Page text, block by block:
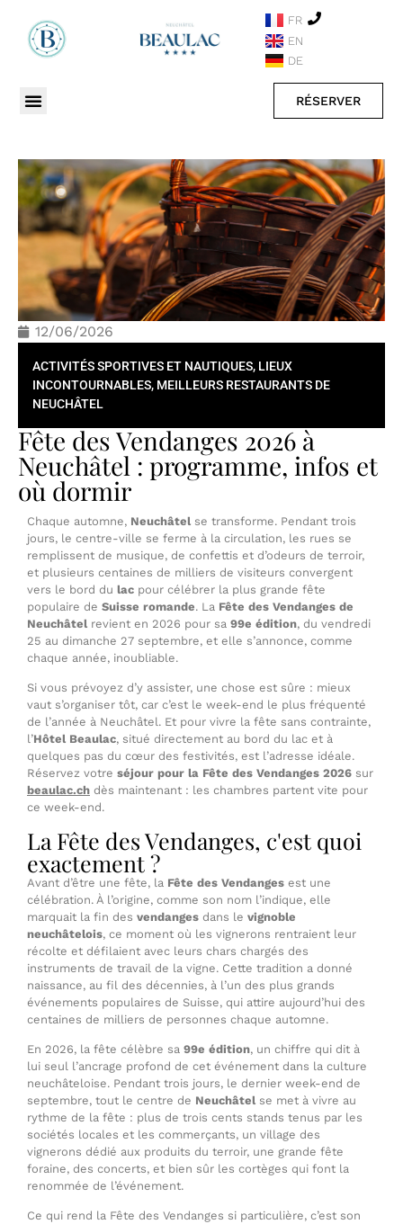
FR
EN
DE
RÉSERVER
12/06/2026
ACTIVITÉS SPORTIVES ET NAUTIQUES, LIEUX
INCONTOURNABLES, MEILLEURS RESTAURANTS DE
NEUCHÂTEL
Fête des Vendanges 2026 à
Neuchâtel : programme, infos et
où dormir
Chaque automne, Neuchâtel se transforme. Pendant trois
jours, le centre-ville se ferme à la circulation, les rues se
remplissent de musique, de confettis et d’odeurs de terroir,
et plusieurs centaines de milliers de visiteurs convergent
vers le bord du lac pour célébrer la plus grande fête
populaire de Suisse romande. La Fête des Vendanges de
Neuchâtel revient en 2026 pour sa 99e édition, du vendredi
25 au dimanche 27 septembre, et elle s’annonce, comme
chaque année, inoubliable.
Si vous prévoyez d’y assister, une chose est sûre : mieux
vaut s’organiser tôt, car c’est le week-end le plus fréquenté
de l’année à Neuchâtel. Et pour vivre la fête sans contrainte,
l’Hôtel Beaulac, situé directement au bord du lac et à
quelques pas du cœur des festivités, est l’adresse idéale.
Réservez votre séjour pour la Fête des Vendanges 2026 sur
beaulac.ch dès maintenant : les chambres partent vite pour
ce week-end.
La Fête des Vendanges, c'est quoi
exactement ?
Avant d’être une fête, la Fête des Vendanges est une
célébration. À l’origine, comme son nom l’indique, elle
marquait la fin des vendanges dans le vignoble
neuchâtelois, ce moment où les vignerons rentraient leur
récolte et défilaient avec leurs chars chargés des
instruments de travail de la vigne. Cette tradition a donné
naissance, au fil des décennies, à l’un des plus grands
événements populaires de Suisse, qui attire aujourd’hui des
centaines de milliers de personnes chaque automne.
En 2026, la fête célèbre sa 99e édition, un chiffre qui dit à
lui seul l’ancrage profond de cet événement dans la culture
neuchâteloise. Pendant trois jours, le dernier week-end de
septembre, tout le centre de Neuchâtel se met à vivre au
rythme de la fête : plus de trois cents stands tenus par les
sociétés locales et les commerçants, un village des
vignerons dédié aux produits du terroir, une grande fête
foraine, des concerts, et bien sûr les cortèges qui font la
renommée de l’événement.
Ce qui rend la Fête des Vendanges si particulière, c’est son